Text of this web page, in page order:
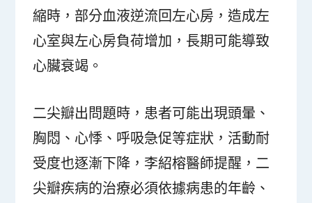
縮時，部分血液逆流回左心房，造成左
心室與左心房負荷增加，長期可能導致
心臟衰竭。
二尖瓣出問題時，患者可能出現頭暈、
胸悶、心悸、呼吸急促等症狀，活動耐
受度也逐漸下降，李紹榕醫師提醒，二
尖瓣疾病的治療必須依據病患的年齡、